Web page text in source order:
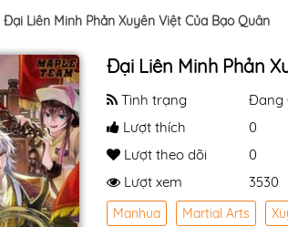
Đại Liên Minh Phản Xuyên Việt Của Bạo Quân
Đại Liên Minh Phản
Tình trạng
Đang
Lượt thích
0
Lượt theo dõi
0
Lượt xem
3530
Manhua Martial Arts